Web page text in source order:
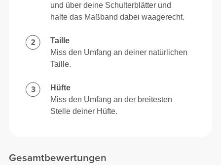
Gesamtbewertungen
und über deine Schulterblätter und
halte das Maßband dabei waagerecht.
Taille
Miss den Umfang an deiner natürlichen
Taille.
Hüfte
Miss den Umfang an der breitesten
Stelle deiner Hüfte.